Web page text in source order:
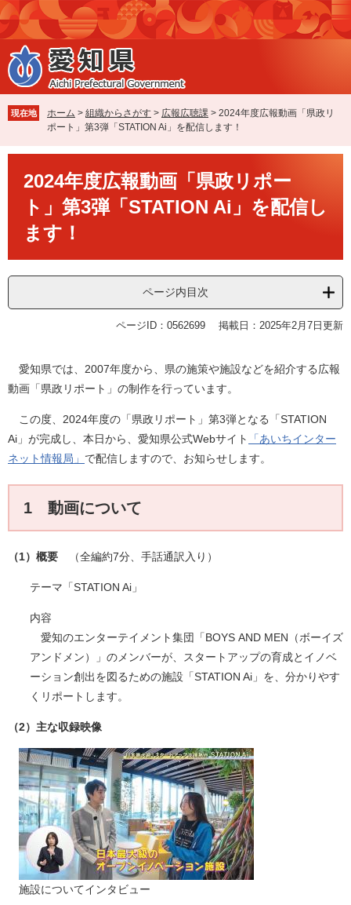
ペ
ー
ジ
の
先
で
す
メ
ニ
ュ
ー
を
ば
し
本
現在地 ホーム > 組織からさがす > 広報広聴課 > 2024年度広報動画「県政リ
ポート」第3弾「STATION Ai」を配信します！
2024年度広報動画「県政リポー
ト」第3弾「STATION Ai」を配信し
ます！
ページ内目次
ページID：0562699 掲載日：2025年2月7日更新
愛知県では、2007年度から、県の施策や施設などを紹介する広報
動画「県政リポート」の制作を行っています。
この度、2024年度の「県政リポート」第3弾となる「STATION
Ai」が完成し、本日から、愛知県公式Webサイト
「あいちインター
ネット情報局」 で配信しますので、お知らせします。
1 動画について
（1）概要 （全編約7分、手話通訳入り）​
テーマ「STATION Ai」
内容
愛知のエンターテイメント集団「BOYS AND MEN（ボーイズ
アンドメン）」のメンバーが、スタートアップの育成とイノベ
ーション創出を図るための施設「STATION Ai」を、分かりやす
くリポートします。
（2）主な収録映像
施設についてインタビュー